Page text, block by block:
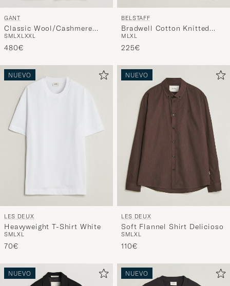
GANT
Classic Wool/Cashmere
Coat Evening Blue
SMLXLXXL
480€
BELSTAFF
Bradwell Cotton Knitted
Quarter Zip Dark Ink
M LXL
225€
NUEVO
LES DEUX
Heavyweight T-Shirt White
SMLXL
70€
NUEVO
LES DEUX
Soft Flannel Shirt Delicioso
SMLXL
110€
NUEVO NUEVO